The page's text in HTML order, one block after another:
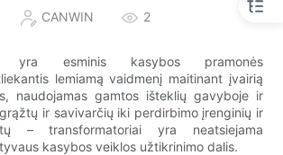
CANWIN 2
yra esminis kasybos pramonės
lemiamą vaidmenį maitinant įvairią
naudojamas gamtos išteklių gavyboje ir
ir savivarčių iki perdirbimo įrenginių ir
– transformatoriai yra neatsiejama
kasybos veiklos užtikrinimo dalis.